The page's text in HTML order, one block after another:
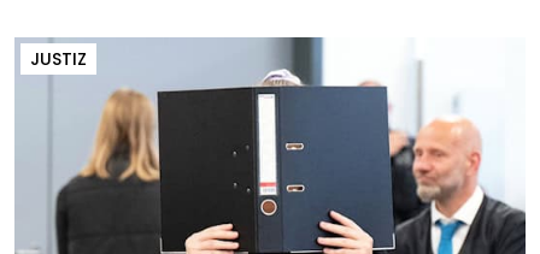
JUSTIZ